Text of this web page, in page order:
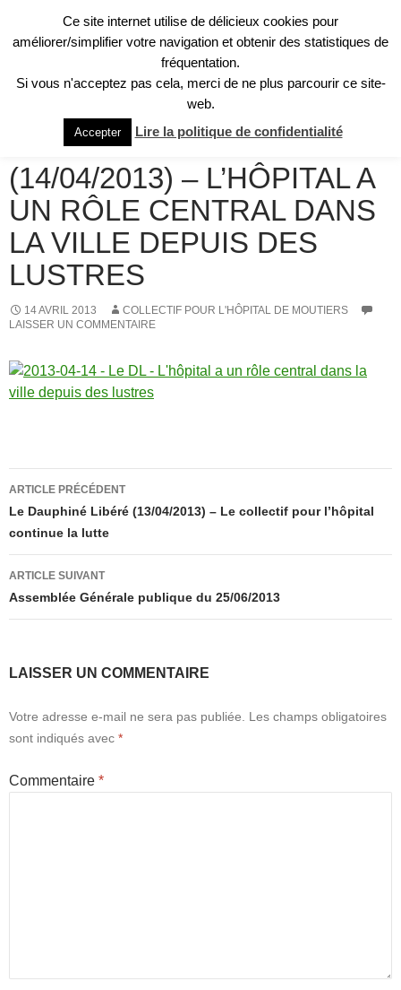
Collectif pour l'Hôpital de Moûtiers
LE DAUPHINÉ LIBÉRÉ
(14/04/2013) – L’HÔPITAL A
UN RÔLE CENTRAL DANS
LA VILLE DEPUIS DES
LUSTRES
14 AVRIL 2013
COLLECTIF POUR L'HÔPITAL DE MOUTIERS
LAISSER UN COMMENTAIRE
Navigation
des
articles
ARTICLE PRÉCÉDENT
Le Dauphiné Libéré (13/04/2013) – Le collectif pour l’hôpital
continue la lutte
ARTICLE SUIVANT
Assemblée Générale publique du 25/06/2013
LAISSER UN COMMENTAIRE
Votre adresse e-mail ne sera pas publiée.
Les champs obligatoires
sont indiqués avec *
Commentaire *
Ce site internet utilise de délicieux cookies pour
améliorer/simplifier votre navigation et obtenir des statistiques de
fréquentation.
Si vous n'acceptez pas cela, merci de ne plus parcourir ce site-
web.
Accepter Lire la politique de confidentialité